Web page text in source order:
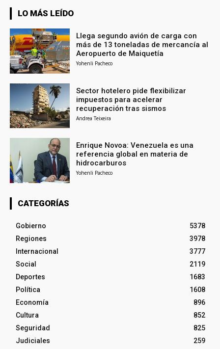
LO MÁS LEÍDO
Llega segundo avión de carga con
más de 13 toneladas de mercancía al
Aeropuerto de Maiquetía
Yohenli Pacheco
Sector hotelero pide flexibilizar
impuestos para acelerar
recuperación tras sismos
Andrea Teixeira
Enrique Novoa: Venezuela es una
referencia global en materia de
hidrocarburos
Yohenli Pacheco
CATEGORÍAS
Gobierno
5378
Regiones
3978
Internacional
3777
Social
2119
Deportes
1683
Política
1608
Economía
896
Cultura
852
Seguridad
825
Judiciales
259